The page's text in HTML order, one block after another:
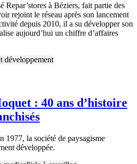
Repar’stores à Béziers, fait partie des
rejoint le réseau après son lancement
depuis 2010, il a su développer son
aujourd’hui un chiffre d’affaires
: 40 ans d’histoire
1977, la société de paysagisme
développée.